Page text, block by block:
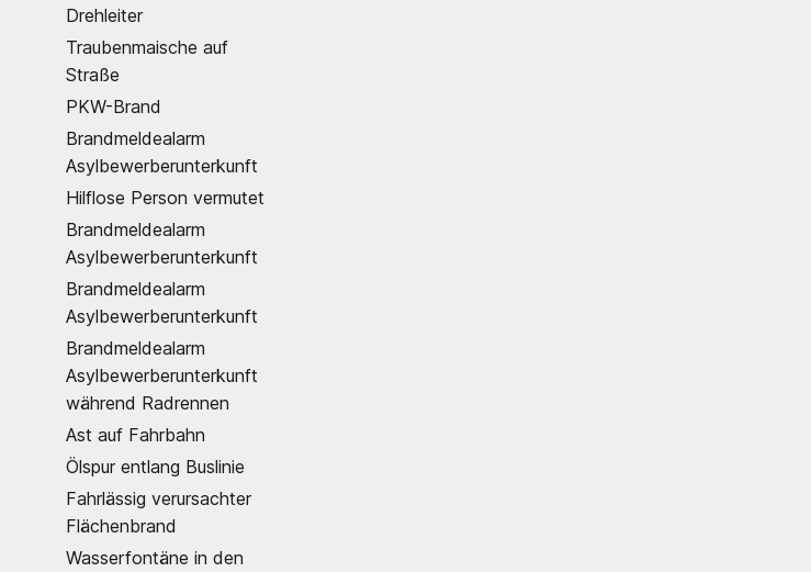
Drehleiter
Traubenmaische auf
Straße
PKW-Brand
Brandmeldealarm
Asylbewerberunterkunft
Hilflose Person vermutet
Brandmeldealarm
Asylbewerberunterkunft
Brandmeldealarm
Asylbewerberunterkunft
Brandmeldealarm
Asylbewerberunterkunft
während Radrennen
Ast auf Fahrbahn
Ölspur entlang Buslinie
Fahrlässig verursachter
Flächenbrand
Wasserfontäne in den